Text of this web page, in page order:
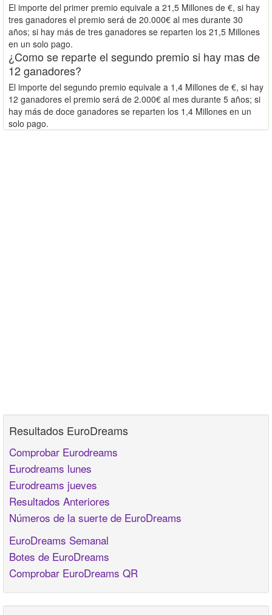
El importe del primer premio equivale a 21,5 Millones de €, si hay
tres ganadores el premio será de 20.000€ al mes durante 30
años; si hay más de tres ganadores se reparten los 21,5 Millones
en un solo pago.
¿Como se reparte el segundo premio si hay mas de
12 ganadores?
El importe del segundo premio equivale a 1,4 Millones de €, si hay
12 ganadores el premio será de 2.000€ al mes durante 5 años; si
hay más de doce ganadores se reparten los 1,4 Millones en un
solo pago.
Resultados EuroDreams
Comprobar Eurodreams
Eurodreams lunes
Eurodreams jueves
Resultados Anteriores
Números de la suerte de EuroDreams
EuroDreams Semanal
Botes de EuroDreams
Comprobar EuroDreams QR